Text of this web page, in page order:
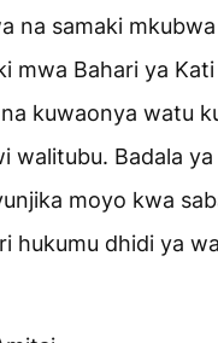
na samaki
mwa Bahari ya
kuwaonya watu
walitubu. Badala
moyo kwa
hukumu dhidi ya